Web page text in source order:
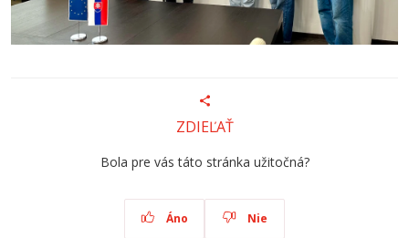
ZDIEĽAŤ
Bola pre vás táto stránka užitočná?
Áno Nie